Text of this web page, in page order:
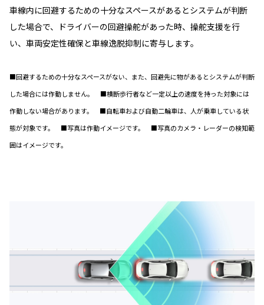
車線内に回避するための十分なスペースがあるとシステムが判断
した場合で、ドライバーの回避操舵があった時、操舵支援を行
い、車両安定性確保と車線逸脱抑制に寄与します。
■回避するための十分なスペースがない、また、回避先に物があるとシステムが判断
した場合には作動しません。 ■横断歩行者など一定以上の速度を持った対象には
作動しない場合があります。 ■自転車および自動二輪車は、人が乗車している状
態が対象です。 ■写真は作動イメージです。 ■写真のカメラ・レーダーの検知範
囲はイメージです。